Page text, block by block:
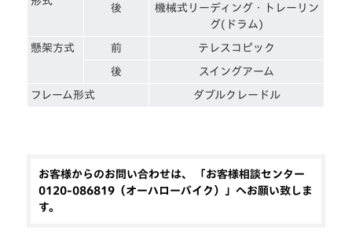
後
機械式リーディング・トレーリン
グ(ドラム)
懸架方式 前 テレスコピック
後 スイングアーム
フレーム形式 ダブルクレードル
お客様からのお問い合わせは、 「お客様相談センター
0120-086819（オーハローバイク）」へお願い致しま
す。